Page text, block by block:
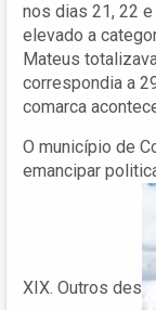
nos dias 21, 22
elevado a
Mateus
correspondia a
comarca
O município de
emancipar
XIX. Outros des